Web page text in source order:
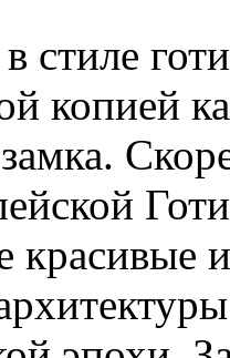
стиле
копией
красивые